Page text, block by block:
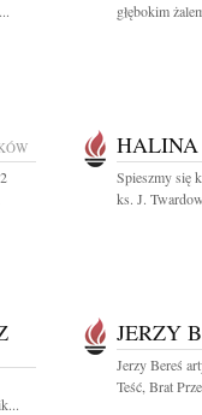
głębokim
Spieszmy się
ks. J.
JERZY
Jerzy Bereś
Teść, Brat